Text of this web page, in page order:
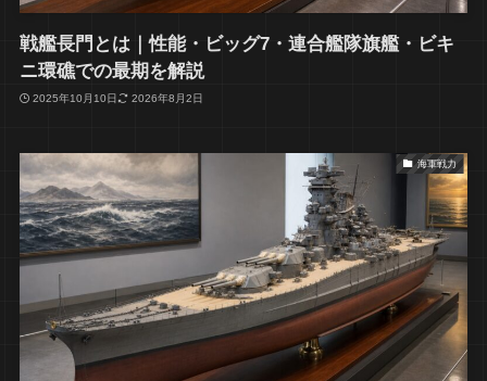
戦艦長門とは｜性能・ビッグ7・連合艦隊旗艦・ビキ
ニ環礁での最期を解説
2025年10月10日 2026年8月2日
海軍戦力